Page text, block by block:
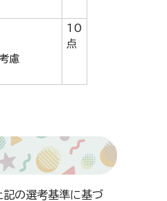
慮
10
点
記の選考基準に基づ